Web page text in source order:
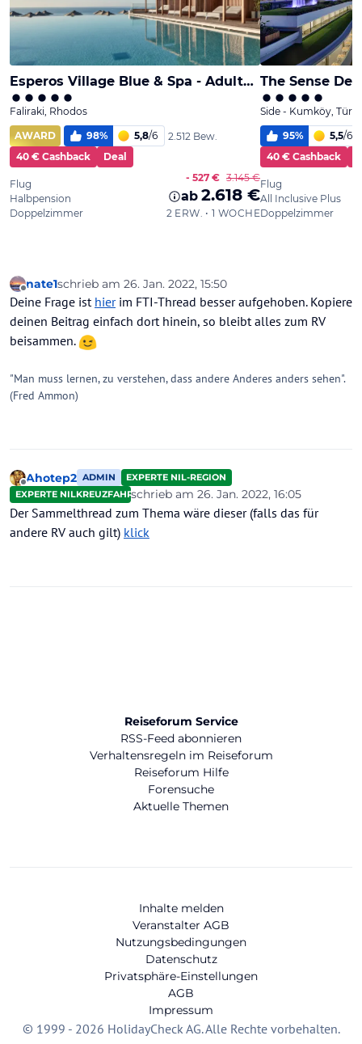
Offline
nate1schrieb am 26. Jan. 2022, 15:50
zuletzt editiert von
Deine Frage ist hierim FTI-Thread besser aufgehoben. Kopiere
deinen Beitrag einfach dort hinein, so bleibt alles zum RV
beisammen.
"Man muss lernen, zu verstehen, dass andere Anderes anders sehen".
(Fred Ammon)
Offline
Ahotep2 ADMIN
EXPERTE NIL-REGION
EXPERTE NILKREUZFAHRTENschrieb am 26. Jan. 2022, 16:05
zuletzt editiert von
Der Sammelthread zum Thema wäre dieser (falls das für
andere RV auch gilt) klick
Reiseforum Service
RSS-Feed abonnieren
Verhaltensregeln im Reiseforum
Reiseforum Hilfe
Forensuche
Aktuelle Themen
Inhalte melden
Veranstalter AGB
Nutzungsbedingungen
Datenschutz
Privatsphäre-Einstellungen
AGB
Impressum
© 1999 - 2026 HolidayCheck AG. Alle Rechte vorbehalten.